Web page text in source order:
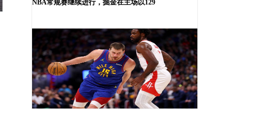
NBA常规赛继续进行，掘金在主场以129